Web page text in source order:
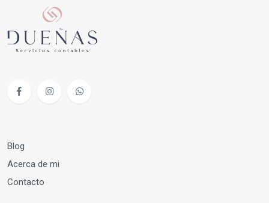
Blog
Acerca de mi
Contacto